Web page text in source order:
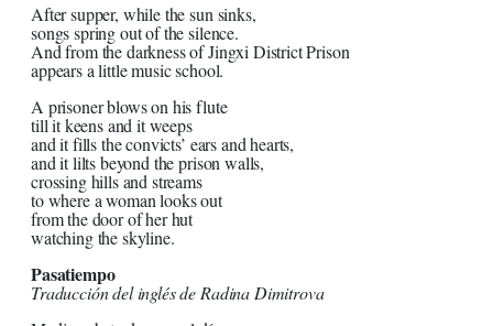
After supper, while the sun sinks,
songs spring out of the silence.
And from the darkness of Jingxi District Prison
appears a little music school.
A prisoner blows on his flute
till it keens and it weeps
and it fills the convicts’ ears and hearts,
and it lilts beyond the prison walls,
crossing hills and streams
to where a woman looks out
from the door of her hut
watching the skyline.
Pasatiempo
Traducción del inglés de Radina Dimitrova